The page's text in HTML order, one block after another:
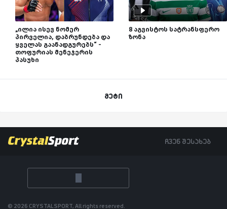
„ილია ისევ ნომერ
პირველია, დაბრუნდება და
ყველას გაანადგურებს“ -
თოფურიას მენეჯერის
პასუხი
8 აგვისტოს სატრანსფერო
ზონა
მეტი
ჩვენ შესახებ
© 2026 CRYSTALSPORT, All rights reserved.